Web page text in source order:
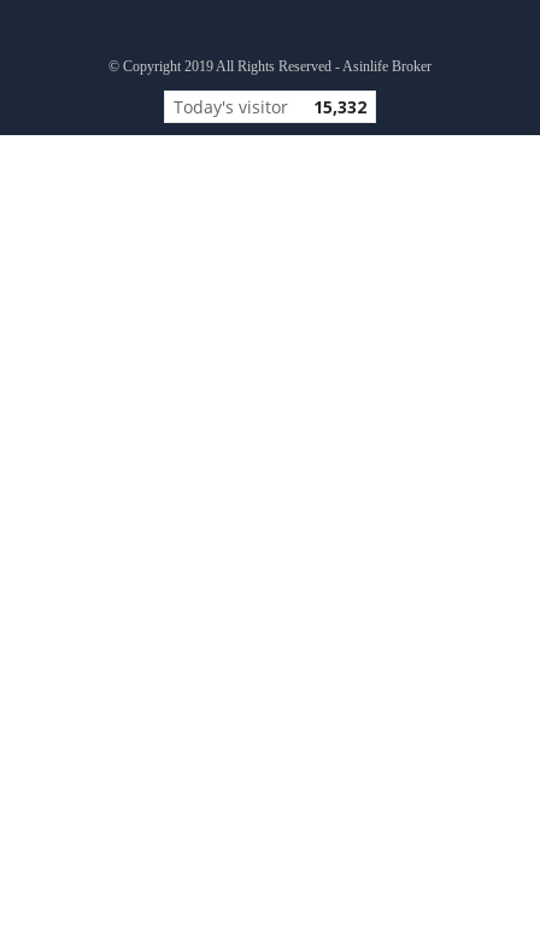
© Copyright 2019 All Rights Reserved - Asinlife Broker
Today's visitor 15,332